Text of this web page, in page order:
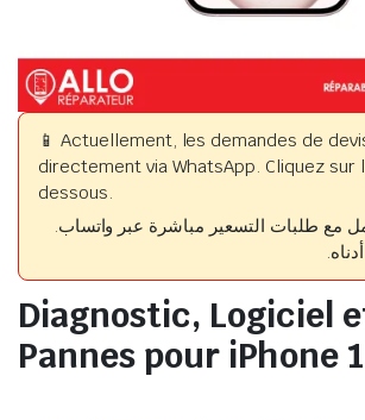
📱 Actuellement, les demandes de
directement via WhatsApp. Cliquez
dessous.
مع طلبات التسعير مباشرة عبر واتساب.
Diagnostic, Logiciel
Pannes pour iPhone